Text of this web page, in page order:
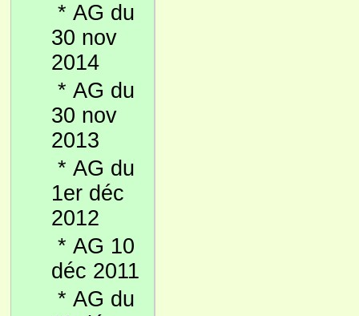
* AG du
30 nov
2014
* AG du
30 nov
2013
* AG du
1er déc
2012
* AG 10
déc 2011
* AG du